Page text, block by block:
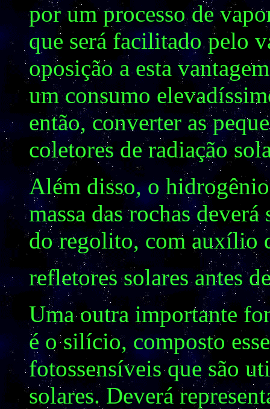
por um processo de
que será facilitado pelo
oposição a esta
um consumo
então, converter as
coletores de radiação
Além disso, o
massa das rochas
do regolito, com auxílio
refletores solares antes
Uma outra importante
é o silício, composto
fotossensíveis que são
solares. Deverá